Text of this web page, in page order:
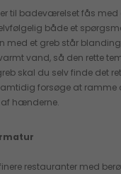
til badeværelset fås med
både et
med et greb står
vand, så den rette
skal du selv finde det
forsøge at ramme
hænderne.
restauranter med